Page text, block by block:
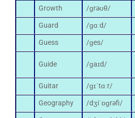
Growth
/ɡrəʊθ/
Guard
/ɡɑːd/
Guess
/ɡes/
Guide /ɡaɪd/
Guitar
/ɡɪˈtɑːr/
Geography
/dʒiˈɒɡrəfi/